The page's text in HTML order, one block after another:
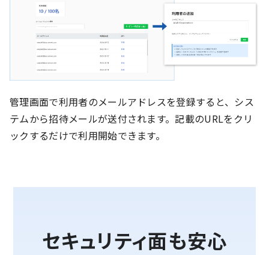
管理画面で利用者のメールアドレスを登録すると、シス
テムから招待メールが送付されます。記載のURLをクリ
ックするだけで利用開始できます。
セキュリティ面も安心